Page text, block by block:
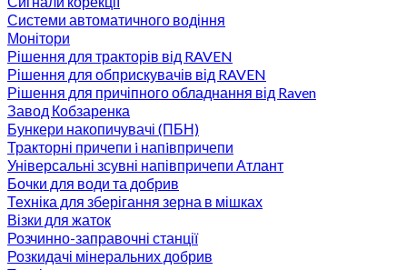
Системи автоматичного водіння
Монітори
Рішення для тракторів від RAVEN
Рішення для обприскувачів від RAVEN
Рішення для причіпного обладнання від Raven
Завод Кобзаренка
Бункери накопичувачі (ПБН)
Тракторні причепи i напiвпричепи
Універсальні зсувні напівпричепи Атлант
Бочки для води та добрив
Техніка для зберігання зерна в мішках
Візки для жаток
Розчинно-заправочні станції
Розкидачі мінеральних добрив